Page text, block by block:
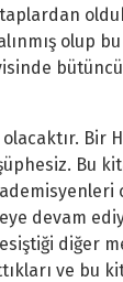
olup
Bir
Bu
devam
diğer
ve bu